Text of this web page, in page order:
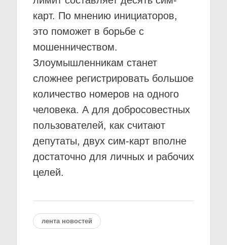
карт. По мнению инициаторов,
это поможет в борьбе с
мошенничеством.
Злоумышленникам станет
сложнее регистрировать большое
количество номеров на одного
человека. А для добросовестных
пользователей, как считают
депутаты, двух сим-карт вполне
достаточно для личных и рабочих
целей.
лента новостей